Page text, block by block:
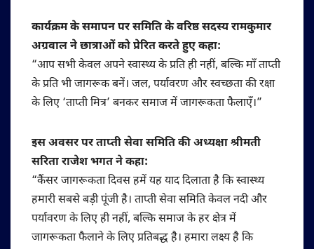
कार्यक्रम के समापन पर समिति के वरिष्ठ सदस्य रामकुमार
अग्रवाल ने छात्राओं को प्रेरित करते हुए कहा:
“आप सभी केवल अपने स्वास्थ्य के प्रति ही नहीं, बल्कि माँ ताप्ती
के प्रति भी जागरूक बनें। जल, पर्यावरण और स्वच्छता की रक्षा
के लिए ‘ताप्ती मित्र’ बनकर समाज में जागरूकता फैलाएँ।”
इस अवसर पर ताप्ती सेवा समिति की अध्यक्षा श्रीमती
सरिता राजेश भगत ने कहा:
“कैंसर जागरूकता दिवस हमें यह याद दिलाता है कि स्वास्थ्य
हमारी सबसे बड़ी पूंजी है। ताप्ती सेवा समिति केवल नदी और
पर्यावरण के लिए ही नहीं, बल्कि समाज के हर क्षेत्र में
जागरूकता फैलाने के लिए प्रतिबद्ध है। हमारा लक्ष्य है कि